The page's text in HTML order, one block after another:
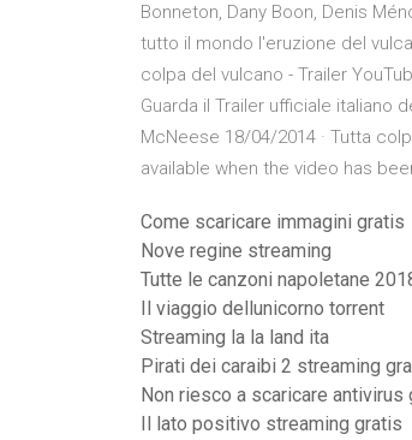
Bonneton, Dany Boon, Denis
tutto il mondo l'eruzione del
colpa del vulcano - Trailer
Guarda il Trailer ufficiale italiano
McNeese 18/04/2014 · Tutta
available when the video has
Come scaricare immagini gratis
Nove regine streaming
Tutte le canzoni napoletane
Il viaggio dellunicorno torrent
Streaming la la land ita
Pirati dei caraibi 2 streaming
Non riesco a scaricare antivirus
Il lato positivo streaming gratis